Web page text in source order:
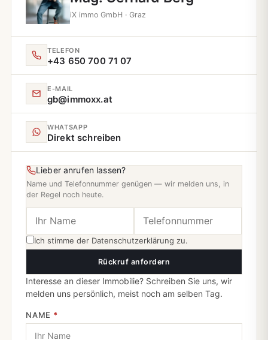
iX immo GmbH · Graz
TELEFON
+43 650 700 71 07
E‑MAIL
gb@immoxx.at
WHATSAPP
Direkt schreiben
Lieber anrufen lassen?
Name und Telefonnummer genügen — wir melden uns, in
der Regel noch heute.
Ich stimme der Datenschutzerklärung zu.
Rückruf anfordern
Interesse an dieser Immobilie? Schreiben Sie uns, wir
melden uns persönlich, meist noch am selben Tag.
NAME *